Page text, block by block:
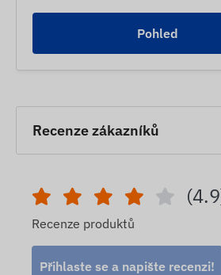
Pohled
Recenze zákazníků
Recenze produktů
Přihlaste se a napište recenzi!